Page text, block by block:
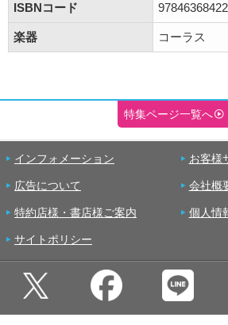
ISBNコード
楽器 コーラス
特集ページ一覧へ
インフォメーション お客様
広告について 会社概
特約店様・書店様ご案内 個人情
サイトポリシー